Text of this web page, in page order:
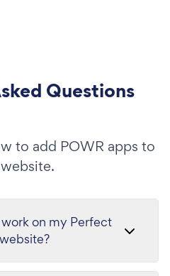
Questions
to add POWR apps to
on my Perfect